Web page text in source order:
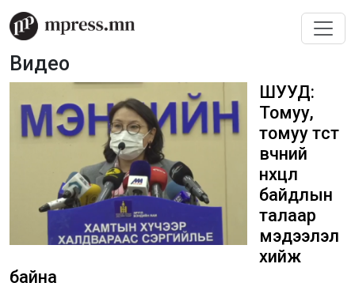
Видео
ШУУД:
Томуу,
томуу төст
өвчний
нөхцөл
байдлын
талаар
мэдээлэл
хийж
байна